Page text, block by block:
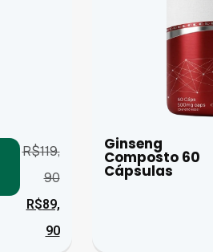
R$119,
90
R$89,
90
Ginseng
Composto 60
Cápsulas